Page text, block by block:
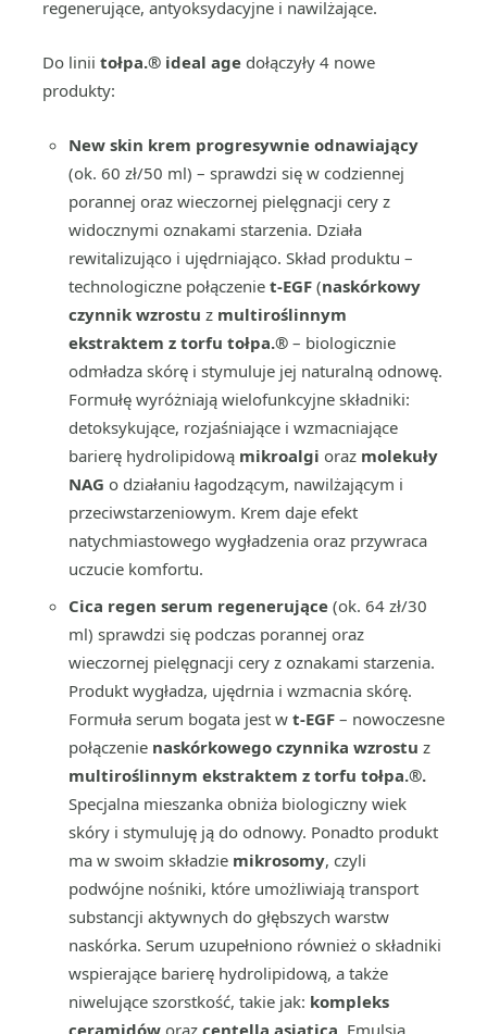
regenerujące, antyoksydacyjne i nawilżające.
Do linii tołpa.® ideal age dołączyły 4 nowe
produkty:
New skin krem progresywnie odnawiający
(ok. 60 zł/50 ml) – sprawdzi się w codziennej
porannej oraz wieczornej pielęgnacji cery z
widocznymi oznakami starzenia. Działa
rewitalizująco i ujędrniająco. Skład produktu –
technologiczne połączenie t-EGF (naskórkowy
czynnik wzrostu z multiroślinnym
ekstraktem z torfu tołpa.® – biologicznie
odmładza skórę i stymuluje jej naturalną odnowę.
Formułę wyróżniają wielofunkcyjne składniki:
detoksykujące, rozjaśniające i wzmacniające
barierę hydrolipidową mikroalgi oraz molekuły
NAG o działaniu łagodzącym, nawilżającym i
przeciwstarzeniowym. Krem daje efekt
natychmiastowego wygładzenia oraz przywraca
uczucie komfortu.
Cica regen serum regenerujące (ok. 64 zł/30
ml) sprawdzi się podczas porannej oraz
wieczornej pielęgnacji cery z oznakami starzenia.
Produkt wygładza, ujędrnia i wzmacnia skórę.
Formuła serum bogata jest w t-EGF – nowoczesne
połączenie naskórkowego czynnika wzrostu z
multiroślinnym ekstraktem z torfu tołpa.®.
Specjalna mieszanka obniża biologiczny wiek
skóry i stymuluję ją do odnowy. Ponadto produkt
ma w swoim składzie mikrosomy, czyli
podwójne nośniki, które umożliwiają transport
substancji aktywnych do głębszych warstw
naskórka. Serum uzupełniono również o składniki
wspierające barierę hydrolipidową, a także
niwelujące szorstkość, takie jak: kompleks